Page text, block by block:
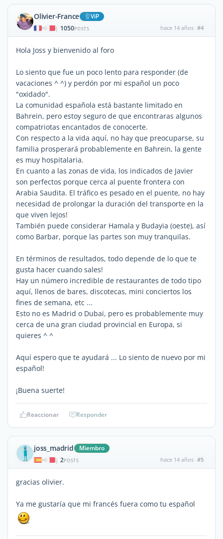
Olivier-France ViP
| 1050POSTS hace 14 años #4
Hola Joss y bienvenido al foro
Lo siento que fue un poco lento para responder (de
vacaciones ^ ^) y perdón por mi español un poco
"oxidado".
La comunidad española está bastante limitado en
Bahrein, pero estoy seguro de que encontraras algunos
compatriotas encantados de conocerte.
Con respecto a la vida aquí, no hay que preocuparse, su
familia prosperará probablemente en Bahrein, la gente
es muy hospitalaria.
En cuanto a las zonas de vida, los indicados de Javier
son perfectos porque cerca al puente frontera con
Arabia Saudita. El tráfico es pesado en el puente, no hay
necesidad de prolongar la duración del transporte en la
que viven lejos!
También puede considerar Hamala y Budayia (oeste), así
como Barbar, porque las partes son muy tranquilas.
En términos de resultados, todo depende de lo que te
gusta hacer cuando sales!
Hay un número incredible de restaurantes de todo tipo
aquí, llenos de bares, discotecas, mini conciertos los
fines de semana, etc ...
Esto no es Madrid o Dubai, pero es probablemente muy
cerca de una gran ciudad provincial en Europa, si
quieres ^ ^
Aquí espero que te ayudará ... Lo siento de nuevo por mi
español!
¡Buena suerte!
Reaccionar Responder
joss_madrid Miembro
| 2POSTS hace 14 años #5
gracias olivier.
Ya me gustaría que mi francés fuera como tu español